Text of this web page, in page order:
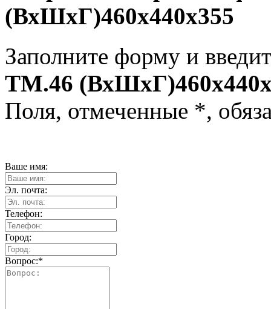
(ВхШхГ)460x440x355
Заполните форму и
TM.46
Поля, отмеченные *,
Ваше имя:
Эл. почта:
Телефон:
Город:
Вопрос:*